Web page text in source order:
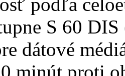
podľa
S 60
dátové